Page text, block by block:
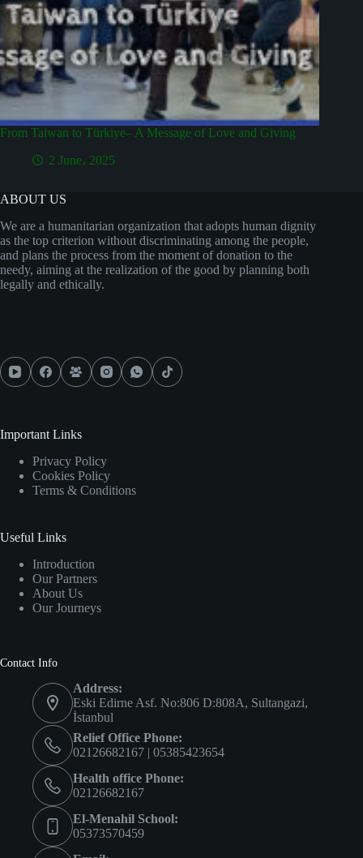
From Taiwan to Türkiye– A Message of Love and Giving
2 June، 2025
ABOUT US
We are a humanitarian organization that adopts human dignity
as the top criterion without discriminating among the people,
and plans the process from the moment of donation to the
needy, aiming at the realization of the good by planning both
legally and ethically.
Important Links
Privacy Policy
Cookies Policy
Terms & Conditions
Useful Links
Introduction
Our Partners
About Us
Our Journeys
Contact Info
Address:
Eski Edirne Asf. No:806 D:808A, Sultangazi,
İstanbul
Relief Office Phone:
02126682167 | 05385423654
Health office Phone:
02126682167
El-Menahil School:
05373570459